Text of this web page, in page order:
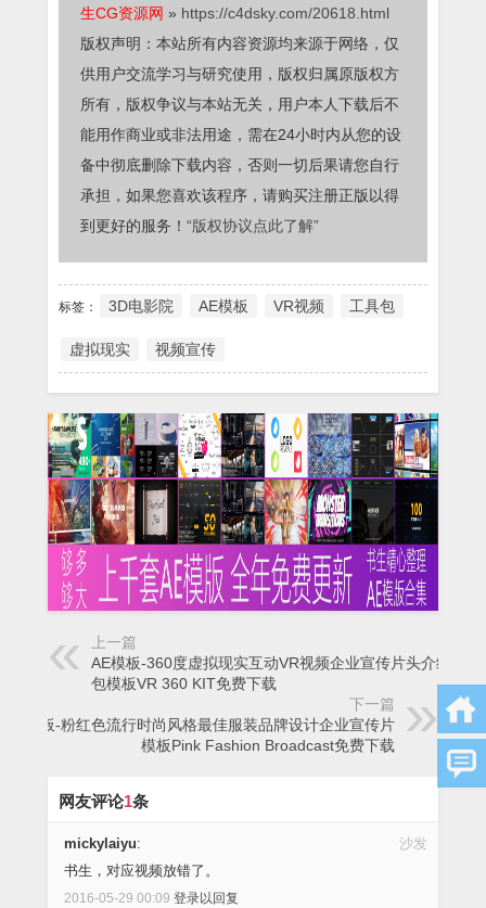
生CG资源网 » https://c4dsky.com/20618.html
版权声明：本站所有内容资源均来源于网络，仅
供用户交流学习与研究使用，版权归属原版权方
所有，版权争议与本站无关，用户本人下载后不
能用作商业或非法用途，需在24小时内从您的设
备中彻底删除下载内容，否则一切后果请您自行
承担，如果您喜欢该程序，请购买注册正版以得
到更好的服务！ “版权协议点此了解”
标签： 3D电影院 AE模板 VR视频 工具包
虚拟现实 视频宣传
上一篇
AE模板-360度虚拟现实互动VR视频企业宣传片头介绍工具
包模板VR 360 KIT免费下载
下一篇
AE模板-粉红色流行时尚风格最佳服装品牌设计企业宣传片
模板Pink Fashion Broadcast免费下载
网友评论1条
沙发
mickylaiyu:
书生，对应视频放错了。
2016-05-29 00:09 登录以回复